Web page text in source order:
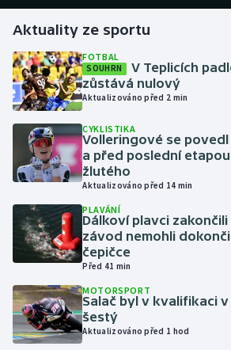
Golf
Gymnastika
Házená
Jezdectví
Judo
Krasobruslení
Lezení
Lyže a snowboard
Moderní pětiboj
Aktuality ze sportu
FOTBAL
SOUHRN
V Teplicích
zůstává nulový
Aktualizováno před 2 min
CYKLISTIKA
Volleringové se
a před poslední
žlutého
Aktualizováno před 14 min
PLAVÁNÍ
Dálkoví plavci zakončili
závod nemohli
čepičce
Před 41 min
MOTORSPORT
Salač byl v kvalifikaci
šestý
Aktualizováno před 1 hod